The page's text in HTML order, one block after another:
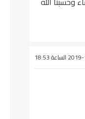
18:53